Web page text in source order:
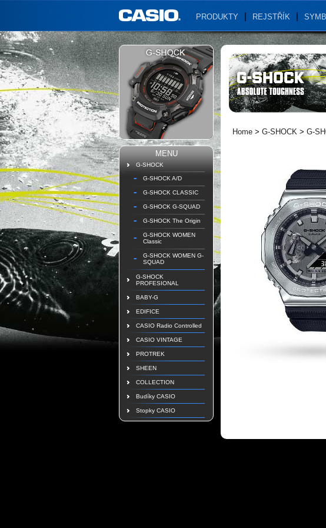
PRODUKTY REJSTŘÍK
MENU
G-SHOCK
G-SHOCK A/D
G-SHOCK CLASSIC
G-SHOCK G-SQUAD
G-SHOCK The Origin
G-SHOCK WOMEN
Classic
G-SHOCK WOMEN G-
SQUAD
G-SHOCK
PROFESIONAL
BABY-G
EDIFICE
CASIO Radio Controlled
CASIO VINTAGE
PROTREK
SHEEN
COLLECTION
Budíky CASIO
Stopky CASIO
Home > G-SHOCK > G-